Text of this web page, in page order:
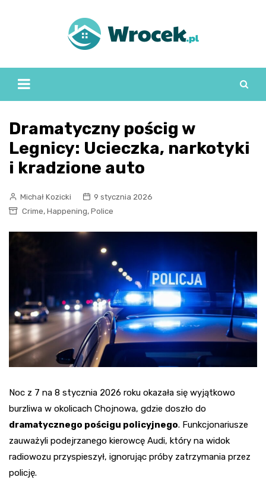
Dramatyczny pościg w
Legnicy: Ucieczka, narkotyki
i kradzione auto
Michał Kozicki
9 stycznia 2026
Crime, Happening, Police
Noc z 7 na 8 stycznia 2026 roku okazała się wyjątkowo
burzliwa w okolicach Chojnowa, gdzie doszło do
dramatycznego pościgu policyjnego. Funkcjonariusze
zauważyli podejrzanego kierowcę Audi, który na widok
radiowozu przyspieszył, ignorując próby zatrzymania przez
policję.